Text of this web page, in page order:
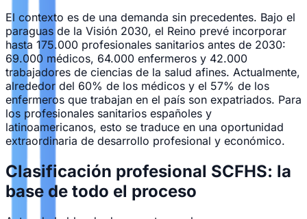
El contexto es de una demanda sin precedentes. Bajo el
paraguas de la Visión 2030, el Reino prevé incorporar
hasta 175.000 profesionales sanitarios antes de 2030:
69.000 médicos, 64.000 enfermeros y 42.000
trabajadores de ciencias de la salud afines. Actualmente,
alrededor del 60% de los médicos y el 57% de los
enfermeros que trabajan en el país son expatriados. Para
los profesionales sanitarios españoles y
latinoamericanos, esto se traduce en una oportunidad
extraordinaria de desarrollo profesional y económico.
Clasificación profesional SCFHS: la
base de todo el proceso